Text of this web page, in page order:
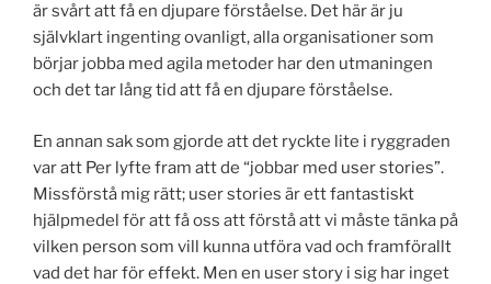
är svårt att få en djupare förståelse. Det här är ju
självklart ingenting ovanligt, alla organisationer som
börjar jobba med agila metoder har den utmaningen
och det tar lång tid att få en djupare förståelse.
En annan sak som gjorde att det ryckte lite i ryggraden
var att Per lyfte fram att de “jobbar med user stories”.
Missförstå mig rätt; user stories är ett fantastiskt
hjälpmedel för att få oss att förstå att vi måste tänka på
vilken person som vill kunna utföra vad och framförallt
vad det har för effekt. Men en user story i sig har inget